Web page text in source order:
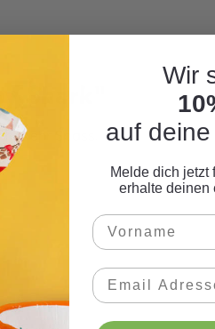
Shark"
mehr Spass.
Wir
auf
Melde dich jetzt
erhalte deinen